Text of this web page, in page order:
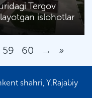
Tergov
islohotlar
59 60 → »
shahri, Y.Rajabiy